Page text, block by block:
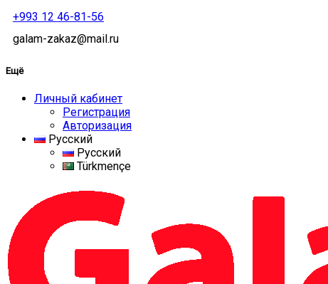
+993 12 46-81-56
galam-zakaz@mail.ru
Ещё
Личный кабинет
Регистрация
Авторизация
Русский
Русский
Türkmençe